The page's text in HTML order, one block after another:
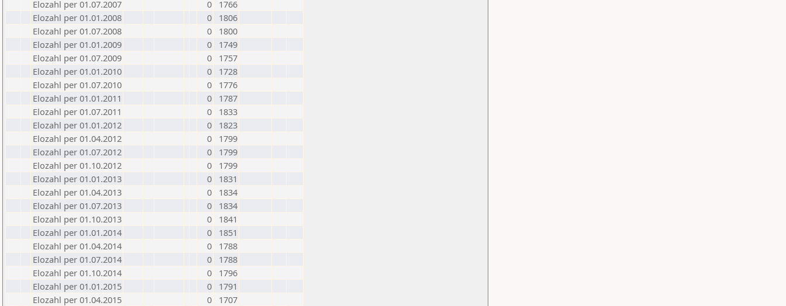
Elozahl per 01.07.2007
0
1766
Elozahl per 01.01.2008
0
1806
Elozahl per 01.07.2008
0
1800
Elozahl per 01.01.2009
0
1749
Elozahl per 01.07.2009
0
1757
Elozahl per 01.01.2010
0
1728
Elozahl per 01.07.2010
0
1776
Elozahl per 01.01.2011
0
1787
Elozahl per 01.07.2011
0
1833
Elozahl per 01.01.2012
0
1823
Elozahl per 01.04.2012
0
1799
Elozahl per 01.07.2012
0
1799
Elozahl per 01.10.2012
0
1799
Elozahl per 01.01.2013
0
1831
Elozahl per 01.04.2013
0
1834
Elozahl per 01.07.2013
0
1834
Elozahl per 01.10.2013
0
1841
Elozahl per 01.01.2014
0
1851
Elozahl per 01.04.2014
0
1788
Elozahl per 01.07.2014
0
1788
Elozahl per 01.10.2014
0
1796
Elozahl per 01.01.2015
0
1791
Elozahl per 01.04.2015
0
1707